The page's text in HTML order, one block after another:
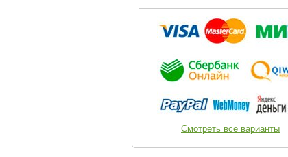
Смотреть все варианты